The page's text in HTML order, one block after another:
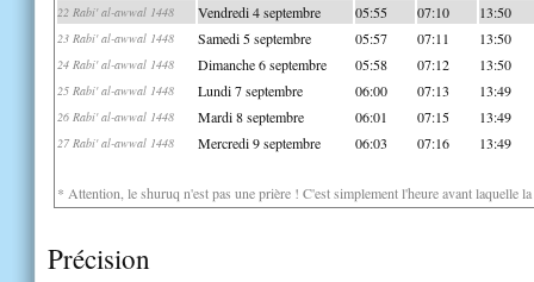
22 Rabi' al-awwal 1448 Vendredi 4 septembre 05:55 07:10 13:50
23 Rabi' al-awwal 1448 Samedi 5 septembre 05:57 07:11 13:50
24 Rabi' al-awwal 1448 Dimanche 6 septembre 05:58 07:12 13:50
25 Rabi' al-awwal 1448 Lundi 7 septembre 06:00 07:13 13:49
26 Rabi' al-awwal 1448 Mardi 8 septembre 06:01 07:15 13:49
27 Rabi' al-awwal 1448 Mercredi 9 septembre 06:03 07:16 13:49
* Attention, le shuruq n'est pas une prière ! C'est simplement l'heure avant laquelle
Précision